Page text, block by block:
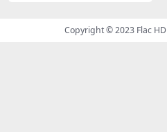
Copyright © 2023 Flac HD